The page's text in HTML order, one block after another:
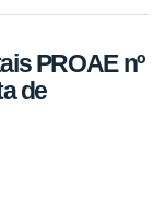
PROAE nº
de